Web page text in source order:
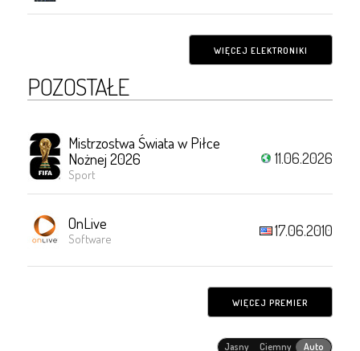
WIĘCEJ ELEKTRONIKI
POZOSTAŁE
Mistrzostwa Świata w Piłce
Nożnej 2026
Sport
11.06.2026
OnLive
Software 17.06.2010
WIĘCEJ PREMIER
Jasny Ciemny Auto